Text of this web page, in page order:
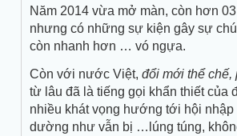
Năm 2014 vừa mở màn, còn hơn
nhưng có những sự kiện gây sự
còn nhanh hơn … vó ngựa.
Còn với nước Việt, đổi mới thể chế,
từ lâu đã là tiếng gọi khẩn thiết của
nhiều khát vọng hướng tới hội
dường như vẫn bị …lúng túng,